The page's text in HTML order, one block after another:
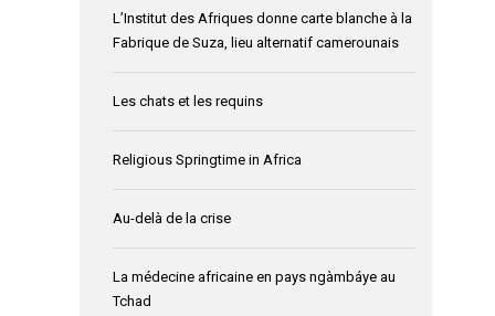
L’Institut des Afriques donne carte blanche à la
Fabrique de Suza, lieu alternatif camerounais
Les chats et les requins
Religious Springtime in Africa
Au-delà de la crise
La médecine africaine en pays ngàmbáye au
Tchad